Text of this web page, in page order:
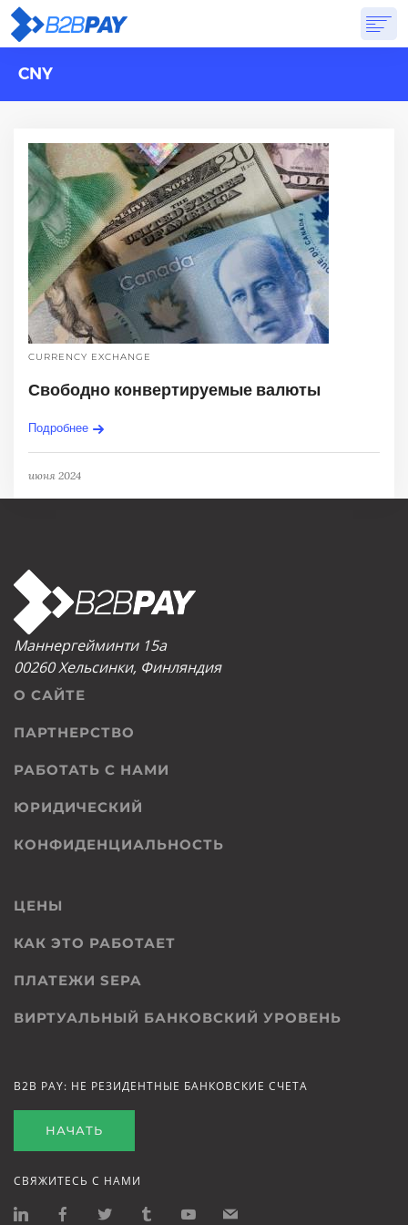
О САЙТЕРЕШЕНИЯ
CNY
CURRENCY EXCHANGE
Свободно конвертируемые валюты
Подробнее
июня 2024
Маннергейминти 15а
00260 Хельсинки, Финляндия
О САЙТЕ
ПАРТНЕРСТВО
РАБОТАТЬ С НАМИ
ЮРИДИЧЕСКИЙ
КОНФИДЕНЦИАЛЬНОСТЬ
ЦЕНЫ
КАК ЭТО РАБОТАЕТ
ПЛАТЕЖИ SEPA
ВИРТУАЛЬНЫЙ БАНКОВСКИЙ УРОВЕНЬ
B2B PAY: НЕ РЕЗИДЕНТНЫЕ БАНКОВСКИЕ СЧЕТА
НАЧАТЬ
СВЯЖИТЕСЬ С НАМИ